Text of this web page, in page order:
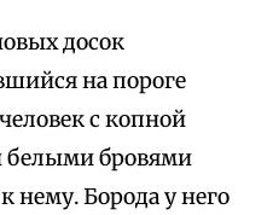
досок
на пороге
с копной
белыми бровями
нему. Борода у него